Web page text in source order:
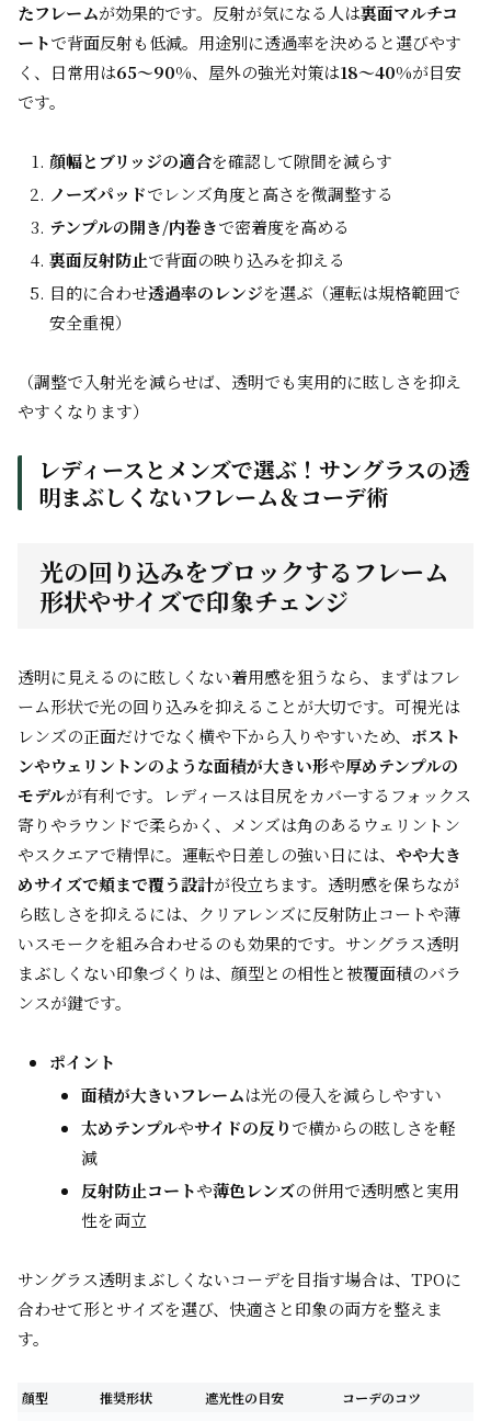
たフレームが効果的です。反射が気になる人は裏面マルチコ
ートで背面反射も低減。用途別に透過率を決めると選びやす
く、日常用は65〜90%、屋外の強光対策は18〜40%が目安
です。
顔幅とブリッジの適合を確認して隙間を減らす
ノーズパッドでレンズ角度と高さを微調整する
テンプルの開き/内巻きで密着度を高める
裏面反射防止で背面の映り込みを抑える
目的に合わせ透過率のレンジを選ぶ（運転は規格範囲で
安全重視）
（調整で入射光を減らせば、透明でも実用的に眩しさを抑え
やすくなります）
レディースとメンズで選ぶ！サングラスの透
明まぶしくないフレーム＆コーデ術
光の回り込みをブロックするフレーム
形状やサイズで印象チェンジ
透明に見えるのに眩しくない着用感を狙うなら、まずはフレ
ーム形状で光の回り込みを抑えることが大切です。可視光は
レンズの正面だけでなく横や下から入りやすいため、 ボスト
ンやウェリントンのような面積が大きい形や厚めテンプルの
モデルが有利です。レディースは目尻をカバーするフォックス
寄りやラウンドで柔らかく、メンズは角のあるウェリントン
やスクエアで精悍に。運転や日差しの強い日には、 やや大き
めサイズで頬まで覆う設計が役立ちます。透明感を保ちなが
ら眩しさを抑えるには、クリアレンズに反射防止コートや薄
いスモークを組み合わせるのも効果的です。サングラス透明
まぶしくない印象づくりは、顔型との相性と被覆面積のバラ
ンスが鍵です。
ポイント
面積が大きいフレームは光の侵入を減らしやすい
太めテンプルやサイドの反りで横からの眩しさを軽
減
反射防止コートや薄色レンズの併用で透明感と実用
性を両立
サングラス透明まぶしくないコーデを目指す場合は、TPOに
合わせて形とサイズを選び、快適さと印象の両方を整えま
す。
顔型 推奨形状 遮光性の目安
コーデのコツ